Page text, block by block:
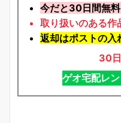
今だと30日間無
取り扱いのある作
返却はポストの入
30
ゲオ宅配レ